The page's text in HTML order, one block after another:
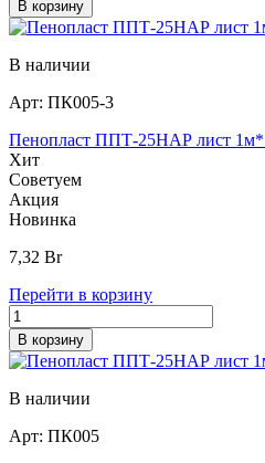
В корзину
В наличии
Арт: ПК005-3
Пенопласт ППТ-25НАР лист
Хит
Советуем
Акция
Новинка
7,32 Br
Перейти в корзину
В корзину
В наличии
Арт: ПК005